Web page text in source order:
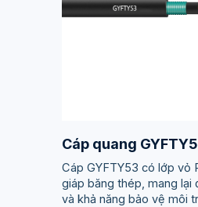
Cáp quang
Cáp GYFTY53 có lớp vỏ
giáp băng thép, mang lại
và khả năng bảo vệ môi